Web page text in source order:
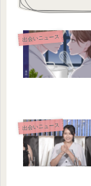
出会いニュース
出会いニュース